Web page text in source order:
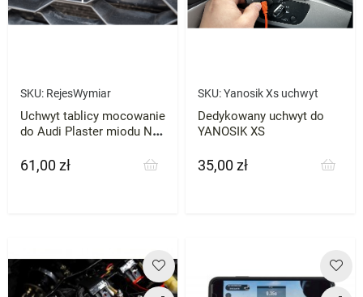
SKU: RejesWymiar
Uchwyt tablicy mocowanie
do Audi Plaster miodu NA
Cena
61,00 zł
SKU:Yanosik Xs uchwyt
Dedykowany uchwyt do
YANOSIK XS
Cena
35,00 zł